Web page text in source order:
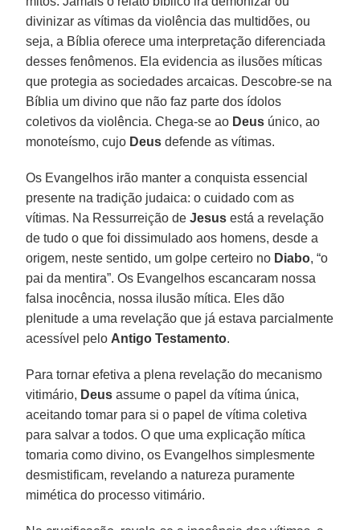
divinizar as vítimas da violência das multidões, ou
seja, a Bíblia oferece uma interpretação diferenciada
desses fenômenos. Ela evidencia as ilusões míticas
que protegia as sociedades arcaicas. Descobre-se na
Bíblia um divino que não faz parte dos ídolos
coletivos da violência. Chega-se ao Deus único, ao
monoteísmo, cujo Deus defende as vítimas.
Os Evangelhos irão manter a conquista essencial
presente na tradição judaica: o cuidado com as
vítimas. Na Ressurreição deJesus está a revelação
de tudo o que foi dissimulado aos homens, desde a
origem, neste sentido, um golpe certeiro no Diabo, “o
pai da mentira”. Os Evangelhos escancaram nossa
falsa inocência, nossa ilusão mítica. Eles dão
plenitude a uma revelação que já estava parcialmente
acessível pelo Antigo Testamento.
Para tornar efetiva a plena revelação do mecanismo
vitimário, Deus assume o papel da vítima única,
aceitando tomar para si o papel de vítima coletiva
para salvar a todos. O que uma explicação mítica
tomaria como divino, os Evangelhos simplesmente
desmistificam, revelando a natureza puramente
mimética do processo vitimário.